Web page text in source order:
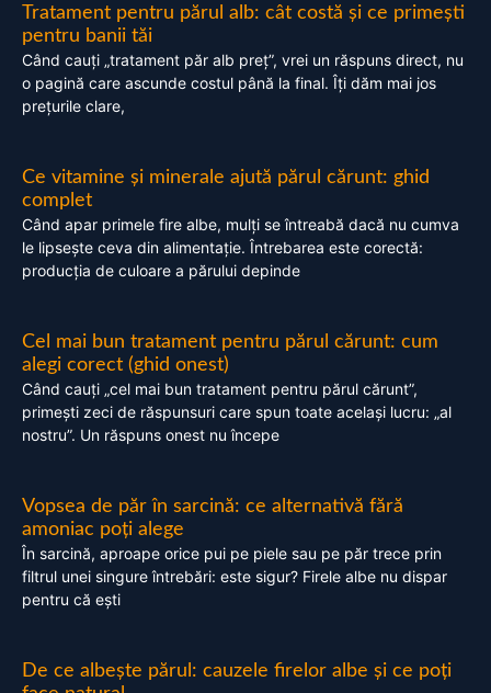
Tratament pentru părul alb: cât costă și ce primești
pentru banii tăi
Când cauți „tratament păr alb preț”, vrei un răspuns direct, nu
o pagină care ascunde costul până la final. Îți dăm mai jos
prețurile clare,
Ce vitamine și minerale ajută părul cărunt: ghid
complet
Când apar primele fire albe, mulți se întreabă dacă nu cumva
le lipsește ceva din alimentație. Întrebarea este corectă:
producția de culoare a părului depinde
Cel mai bun tratament pentru părul cărunt: cum
alegi corect (ghid onest)
Când cauți „cel mai bun tratament pentru părul cărunt”,
primești zeci de răspunsuri care spun toate același lucru: „al
nostru”. Un răspuns onest nu începe
Vopsea de păr în sarcină: ce alternativă fără
amoniac poți alege
În sarcină, aproape orice pui pe piele sau pe păr trece prin
filtrul unei singure întrebări: este sigur? Firele albe nu dispar
pentru că ești
De ce albește părul: cauzele firelor albe și ce poți